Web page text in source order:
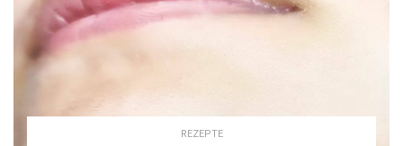
REZEPTE